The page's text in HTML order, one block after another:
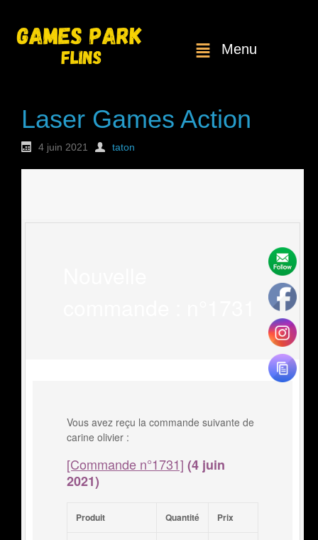
Menu
Laser Games Action
4 juin 2021 taton
Vous avez reçu la commande suivante de
carine olivier :
[Commande n°1731] (4 juin
2021)
Produit Quantité Prix